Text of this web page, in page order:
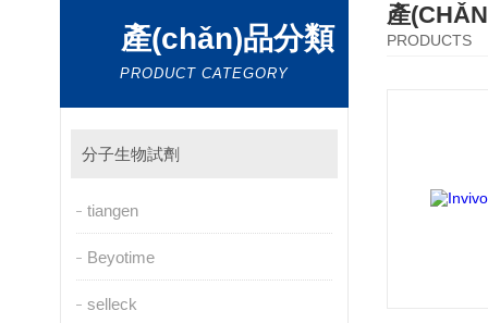
產(chǎn)品分類
PRODUCT CATEGORY
分子生物試劑
tiangen
Beyotime
selleck
產
PRODUCTS